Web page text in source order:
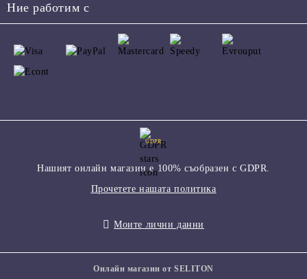
Ние работим с
GDPR
Нашият онлайн магазин е 100% съобразен с GDPR.
Прочетете нашата политика
Моите лични данни
Онлайн магазин от SELITON